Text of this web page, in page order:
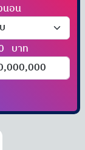
นอน
บาท